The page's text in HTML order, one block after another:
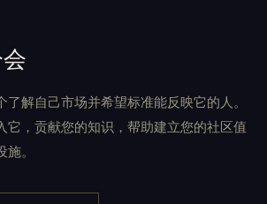
解自己市场并希望标准能反映它的人。
它，贡献您的知识，帮助建立您的社区值
。